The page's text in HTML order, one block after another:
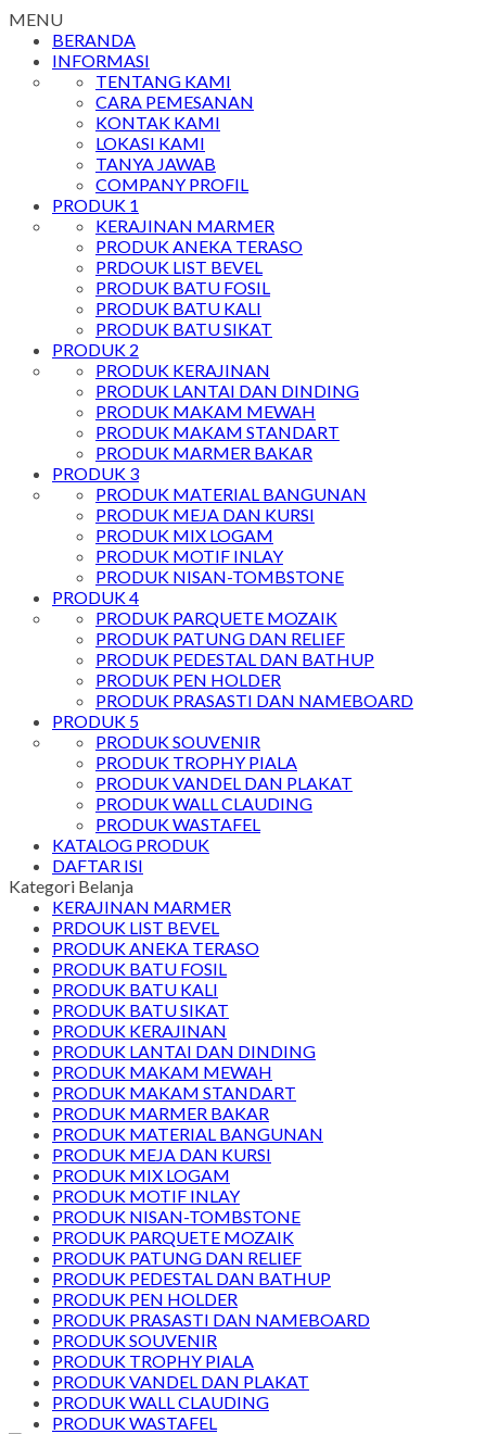
MENU
BERANDA
INFORMASI
TENTANG KAMI
CARA PEMESANAN
KONTAK KAMI
LOKASI KAMI
TANYA JAWAB
COMPANY PROFIL
PRODUK 1
KERAJINAN MARMER
PRODUK ANEKA TERASO
PRDOUK LIST BEVEL
PRODUK BATU FOSIL
PRODUK BATU KALI
PRODUK BATU SIKAT
PRODUK 2
PRODUK KERAJINAN
PRODUK LANTAI DAN DINDING
PRODUK MAKAM MEWAH
PRODUK MAKAM STANDART
PRODUK MARMER BAKAR
PRODUK 3
PRODUK MATERIAL BANGUNAN
PRODUK MEJA DAN KURSI
PRODUK MIX LOGAM
PRODUK MOTIF INLAY
PRODUK NISAN-TOMBSTONE
PRODUK 4
PRODUK PARQUETE MOZAIK
PRODUK PATUNG DAN RELIEF
PRODUK PEDESTAL DAN BATHUP
PRODUK PEN HOLDER
PRODUK PRASASTI DAN NAMEBOARD
PRODUK 5
PRODUK SOUVENIR
PRODUK TROPHY PIALA
PRODUK VANDEL DAN PLAKAT
PRODUK WALL CLAUDING
PRODUK WASTAFEL
KATALOG PRODUK
DAFTAR ISI
Kategori Belanja
KERAJINAN MARMER
PRDOUK LIST BEVEL
PRODUK ANEKA TERASO
PRODUK BATU FOSIL
PRODUK BATU KALI
PRODUK BATU SIKAT
PRODUK KERAJINAN
PRODUK LANTAI DAN DINDING
PRODUK MAKAM MEWAH
PRODUK MAKAM STANDART
PRODUK MARMER BAKAR
PRODUK MATERIAL BANGUNAN
PRODUK MEJA DAN KURSI
PRODUK MIX LOGAM
PRODUK MOTIF INLAY
PRODUK NISAN-TOMBSTONE
PRODUK PARQUETE MOZAIK
PRODUK PATUNG DAN RELIEF
PRODUK PEDESTAL DAN BATHUP
PRODUK PEN HOLDER
PRODUK PRASASTI DAN NAMEBOARD
PRODUK SOUVENIR
PRODUK TROPHY PIALA
PRODUK VANDEL DAN PLAKAT
PRODUK WALL CLAUDING
PRODUK WASTAFEL